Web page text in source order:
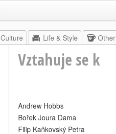
Culture Life & Style Other
Vztahuje se k
Andrew Hobbs
Bořek Joura Dama
Filip Kaňkovský Petra